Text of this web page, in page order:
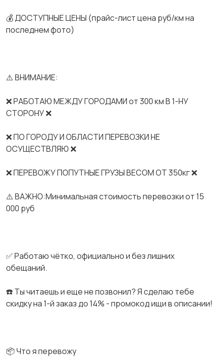
💰 ДОСТУПНЫЕ ЦЕНЫ (прайс-лист цена руб/км на
последнем фото)
⚠️ ВНИМАНИЕ:
❌ РАБОТАЮ МЕЖДУ ГОРОДАМИ от 300 км В 1-НУ
СТОРОНУ ❌
❌ ПО ГОРОДУ И ОБЛАСТИ ПЕРЕВОЗКИ НЕ
ОСУЩЕСТВЛЯЮ ❌
❌ ПЕРЕВОЖУ ПОПУТНЫЕ ГРУЗЫ ВЕСОМ ОТ 350кг ❌
⚠️ ВАЖНО:Минимальная стоимость перевозки от 15
000 руб
✅ Работаю чётко, официально и без лишних
обещаний.
☎️ Ты читаешь и еще не позвонил? Я сделаю тебе
скидку на 1-й заказ до 14% - промокод ищи в описании!
📦 Что я перевожу